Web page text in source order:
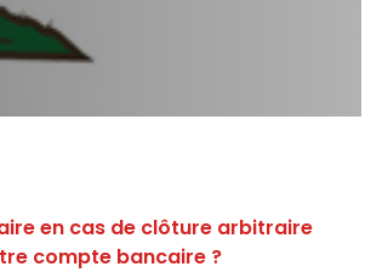
en cas de clôture arbitraire
compte bancaire ?